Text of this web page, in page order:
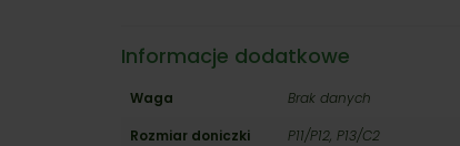
Informacje dodatkowe
Waga
Brak danych
Rozmiar doniczki
P11/P12, P13/C2